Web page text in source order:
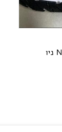
N 530 ניו